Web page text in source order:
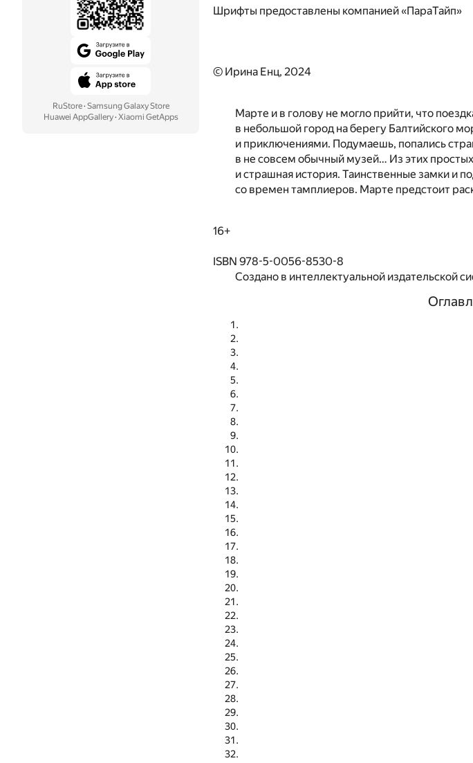
RuStore· Samsung Galaxy Store
Huawei AppGallery· Xiaomi GetApps
Шрифты предоставлены компанией «ПараТайп»
© Ирина Енц, 2024
Марте и в голову не могло прийти, что
в небольшой город на берегу Балтийского
и приключениями. Подумаешь, попались
в не совсем обычный музей… Из этих
и страшная история. Таинственные замки и
со времен тамплиеров. Марте предстоит
16+
ISBN 978-5-0056-8530-8
Создано в интеллектуальной издательской